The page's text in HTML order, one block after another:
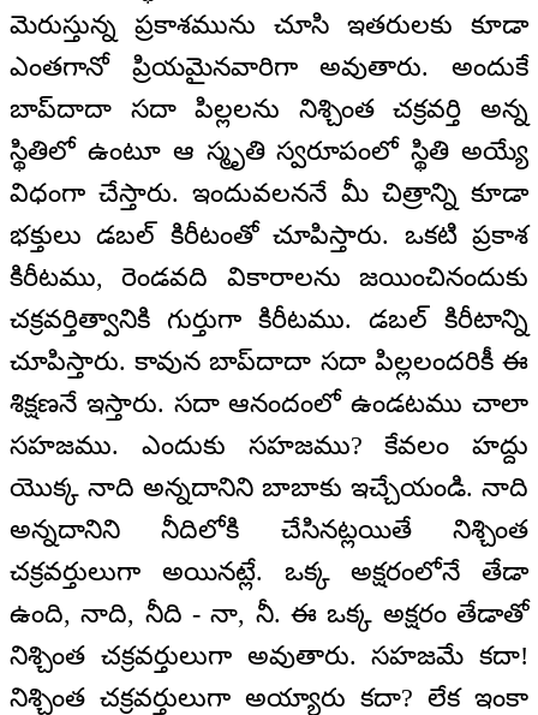
మెరుస్తున్న ప్రకాశమును చూసి ఇతరులకు కూడా
ఎంతగానో ప్రియమైనవారిగా అవుతారు. అందుకే
బాప్‌దాదా సదా పిల్లలను నిశ్చింత చక్రవర్తి అన్న
స్థితిలో ఉంటూ ఆ స్మృతి స్వరూపంలో స్థితి అయ్యే
విధంగా చేస్తారు. ఇందువలననే మీ చిత్రాన్ని కూడా
భక్తులు డబల్ కిరీటంతో చూపిస్తారు. ఒకటి ప్రకాశ
కిరీటము, రెండవది వికారాలను జయించినందుకు
చక్రవర్తిత్వానికి గుర్తుగా కిరీటము. డబల్ కిరీటాన్ని
చూపిస్తారు. కావున బాప్‌దాదా సదా పిల్లలందరికీ ఈ
శిక్షణనే ఇస్తారు. సదా ఆనందంలో ఉండటము చాలా
సహజము. ఎందుకు సహజము? కేవలం హద్దు
యొక్క నాది అన్నదానిని బాబాకు ఇచ్చేయండి. నాది
అన్నదానిని నీదిలోకి చేసినట్లయితే నిశ్చింత
చక్రవర్తులుగా అయినట్లే. ఒక్క అక్షరంలోనే తేడా
ఉంది, నాది, నీది - నా, నీ. ఈ ఒక్క అక్షరం తేడాతో
నిశ్చింత చక్రవర్తులుగా అవుతారు. సహజమే కదా!
నిశ్చింత చక్రవర్తులుగా అయ్యారు కదా? లేక ఇంకా